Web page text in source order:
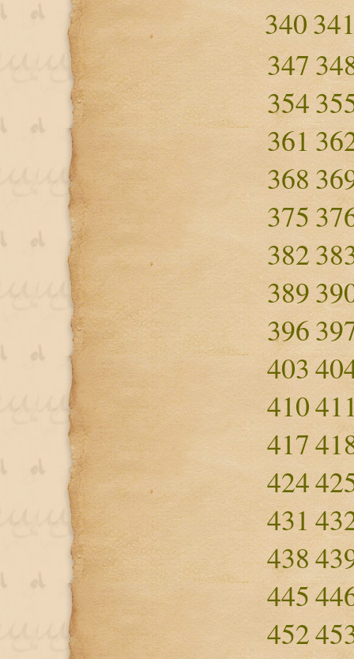
340
347
354
361
368
375
382
389
396
403
410
417
424
431
438
445
452